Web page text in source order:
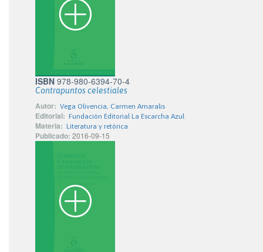
ISBN 978-980-6394-70-4
Contrapuntos celestiales
Autor: Vega Olivencia, Carmen Amaralis
Editorial: Fundación Editorial La Escarcha Azul
Materia: Literatura y retórica
Publicado: 2016-09-15